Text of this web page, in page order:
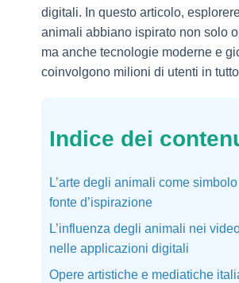
digitali. In questo articolo,
animali abbiano ispirato non solo
ma anche tecnologie moderne e
coinvolgono milioni di utenti in
Indice dei
L’arte degli animali come
fonte d’ispirazione
L’influenza degli animali nei
nelle applicazioni digitali
Opere artistiche e mediatiche